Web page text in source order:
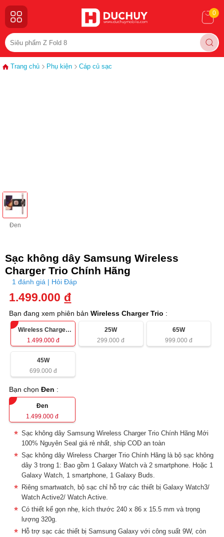
0
Trang chủ Phụ kiện Cáp củ sạc
Đen
Sạc không dây Samsung Wireless
Charger Trio Chính Hãng
1 đánh giá | Hỏi Đáp
1.499.000 đ
Bạn đang xem phiên bảnWireless Charger Trio :
Wireless Charger
Trio
1.499.000đ
25W
299.000 đ
65W
999.000 đ
45W
699.000đ
Bạn chọnĐen :
Đen
1.499.000 đ
Sạc không dây Samsung Wireless Charger Trio Chính Hãng Mới
100% Nguyên Seal giá rẻ nhất, ship COD an toàn
Sạc không dây Wireless Charger Trio Chính Hãng là bộ sạc không
dây 3 trong 1: Bao gồm 1 Galaxy Watch và 2 smartphone. Hoặc 1
Galaxy Watch, 1 smartphone, 1 Galaxy Buds.
Riêng smartwatch, bộ sạc chỉ hỗ trợ các thiết bị Galaxy Watch3/
Watch Active2/ Watch Active.
Có thiết kế gọn nhẹ, kích thước 240 x 86 x 15.5 mm và trọng
lượng 320g.
Hỗ trợ sạc các thiết bị Samsung Galaxy với công suất 9W, còn